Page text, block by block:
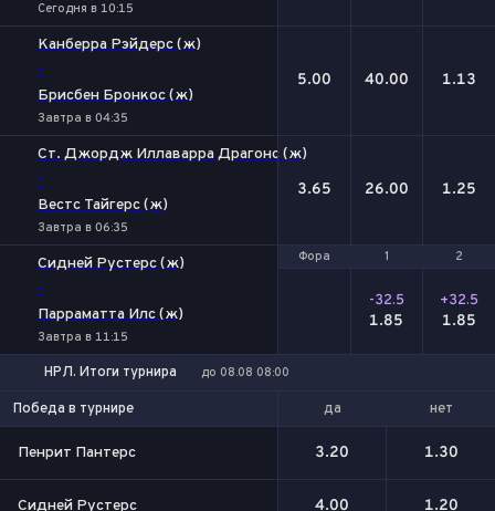
Сегодня в 10:15
Канберра Рэйдерс (ж)
-
Брисбен Бронкос (ж)
Завтра в 04:35
5.00 40.00 1.13
Ст. Джордж Иллаварра Драгонс (ж)
-
Вестс Тайгерс (ж)
Завтра в 06:35
3.65 26.00 1.25
Фора 1 2
Сидней Рустерс (ж)
-
Парраматта Илс (ж)
Завтра в 11:15
Фора 1 2
-32.5
1.85
+32.5
1.85
НРЛ. Итоги турнира до 08.08 08:00
Победа в турнире да нет
Пенрит Пантерс 3.20 1.30
Сидней Рустерс 4.00 1.20